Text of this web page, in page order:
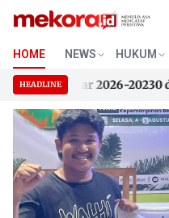
Skip
content
HOME NEWS HUKUM
HEADLINE
Sulbar 2026-20230 di
Sulbar 2026-20230 di